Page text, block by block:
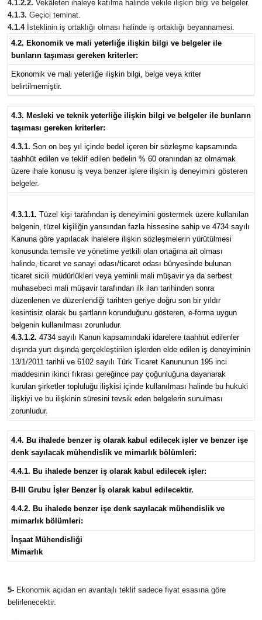
4.1.2.2. Vekâleten ihaleye katılma halinde vekile ilişkin bilgi ve belgeler.
4.1.3. Geçici teminat.
4.1.4İsteklinin iş ortaklığı olması halinde iş ortaklığı beyannamesi.
4.2. Ekonomik ve mali yeterliğe ilişkin bilgi ve belgeler ile
bunların taşıması gereken kriterler:
Ekonomik ve mali yeterliğe ilişkin bilgi, belge veya kriter
belirtilmemiştir.
4.3. Mesleki ve teknik yeterliğe ilişkin bilgi ve belgeler ile bunların
taşıması gereken kriterler:
4.3.1. Son on beş yıl içinde bedel içeren bir sözleşme kapsamında
taahhüt edilen ve teklif edilen bedelin % 60 oranından az olmamak
üzere ihale konusu iş veya benzer işlere ilişkin iş deneyimini gösteren
belgeler.
4.3.1.1. Tüzel kişi tarafından iş deneyimini göstermek üzere kullanılan
belgenin, tüzel kişiliğin yarısından fazla hissesine sahip ve 4734 sayılı
Kanuna göre yapılacak ihalelere ilişkin sözleşmelerin yürütülmesi
konusunda temsile ve yönetime yetkili olan ortağına ait olması
halinde, ticaret ve sanayi odası/ticaret odası bünyesinde bulunan
ticaret sicili müdürlükleri veya yeminli mali müşavir ya da serbest
muhasebeci mali müşavir tarafından ilk ilan tarihinden sonra
düzenlenen ve düzenlendiği tarihten geriye doğru son bir yıldır
kesintisiz olarak bu şartların korunduğunu gösteren, e-forma uygun
belgenin kullanılması zorunludur.
4.3.1.2. 4734 sayılı Kanun kapsamındaki idarelere taahhüt edilenler
dışında yurt dışında gerçekleştirilen işlerden elde edilen iş deneyiminin
13/1/2011 tarihli ve 6102 sayılı Türk Ticaret Kanununun 195 inci
maddesinin ikinci fıkrası gereğince pay çoğunluğuna dayanarak
kurulan şirketler topluluğu ilişkisi içinde kullanılması halinde bu hukuki
ilişkiyi ve bu ilişkinin süresini tevsik eden belgelerin sunulması
zorunludur.
4.4. Bu ihalede benzer iş olarak kabul edilecek işler ve benzer işe
denk sayılacak mühendislik ve mimarlık bölümleri:
4.4.1. Bu ihalede benzer iş olarak kabul edilecek işler:
B-III Grubu İşler Benzer İş olarak kabul edilecektir.
4.4.2. Bu ihalede benzer işe denk sayılacak mühendislik ve
mimarlık bölümleri:
İnşaat Mühendisliği
Mimarlık
5-Ekonomik açıdan en avantajlı teklif sadece fiyat esasına göre
belirlenecektir.